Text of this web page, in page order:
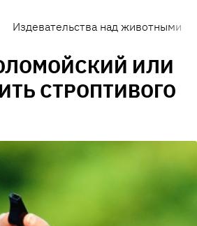
Издевательства над животными
ИЛИ
СТРОПТИВОГО